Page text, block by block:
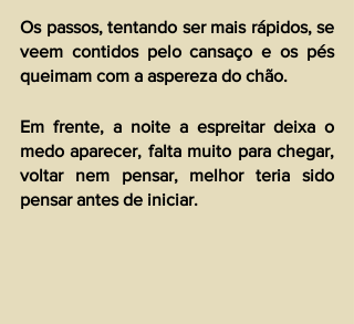
Os passos, tentando ser mais rápidos, se
veem contidos pelo cansaço e os pés
queimam com a aspereza do chão.
Em frente, a noite a espreitar deixa o
medo aparecer, falta muito para chegar,
voltar nem pensar, melhor teria sido
pensar antes de iniciar.